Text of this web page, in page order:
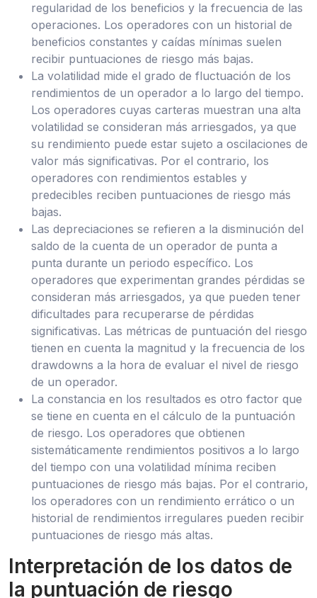
regularidad de los beneficios y la frecuencia de las
operaciones. Los operadores con un historial de
beneficios constantes y caídas mínimas suelen
recibir puntuaciones de riesgo más bajas.
La volatilidad mide el grado de fluctuación de los
rendimientos de un operador a lo largo del tiempo.
Los operadores cuyas carteras muestran una alta
volatilidad se consideran más arriesgados, ya que
su rendimiento puede estar sujeto a oscilaciones de
valor más significativas. Por el contrario, los
operadores con rendimientos estables y
predecibles reciben puntuaciones de riesgo más
bajas.
Las depreciaciones se refieren a la disminución del
saldo de la cuenta de un operador de punta a
punta durante un periodo específico. Los
operadores que experimentan grandes pérdidas se
consideran más arriesgados, ya que pueden tener
dificultades para recuperarse de pérdidas
significativas. Las métricas de puntuación del riesgo
tienen en cuenta la magnitud y la frecuencia de los
drawdowns a la hora de evaluar el nivel de riesgo
de un operador.
La constancia en los resultados es otro factor que
se tiene en cuenta en el cálculo de la puntuación
de riesgo. Los operadores que obtienen
sistemáticamente rendimientos positivos a lo largo
del tiempo con una volatilidad mínima reciben
puntuaciones de riesgo más bajas. Por el contrario,
los operadores con un rendimiento errático o un
historial de rendimientos irregulares pueden recibir
puntuaciones de riesgo más altas.
Interpretación de los datos de
la puntuación de riesgo